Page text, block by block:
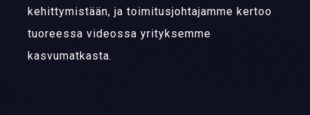
kehittymistään, ja toimitusjohtajamme kertoo
tuoreessa videossa yrityksemme
kasvumatkasta.